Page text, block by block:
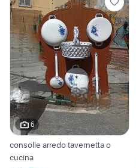
6
consolle arredo tavernetta o
cucina